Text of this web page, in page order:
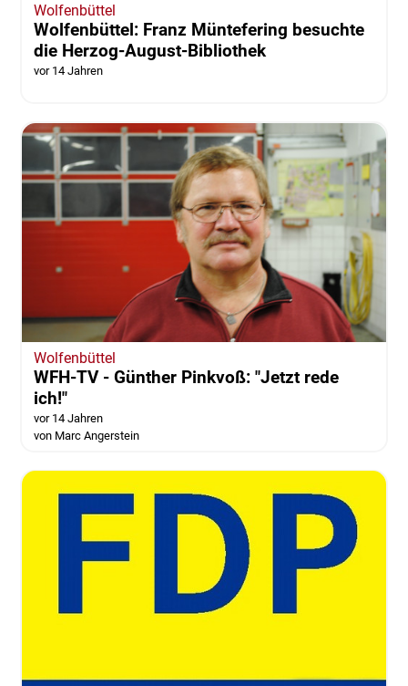
Wolfenbüttel
Wolfenbüttel: Franz Müntefering besuchte
die Herzog-August-Bibliothek
vor 14 Jahren
Wolfenbüttel
WFH-TV - Günther Pinkvoß: "Jetzt rede
ich!"
vor 14 Jahren
von Marc Angerstein